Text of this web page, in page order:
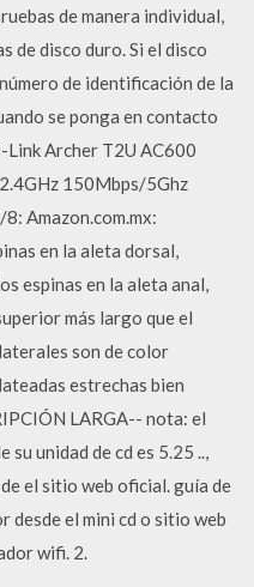
de manera individual,
de disco duro. Si el disco
de identificación de la
se ponga en contacto
Link Archer T2U AC600
150Mbps/5Ghz
Amazon.com.mx:
en la aleta dorsal,
espinas en la aleta anal,
más largo que el
son de color
estrechas bien
LARGA-- nota: el
su unidad de cd es 5.25 ..,
el sitio web oficial. guía de
el mini cd o sitio web
wifi. 2.